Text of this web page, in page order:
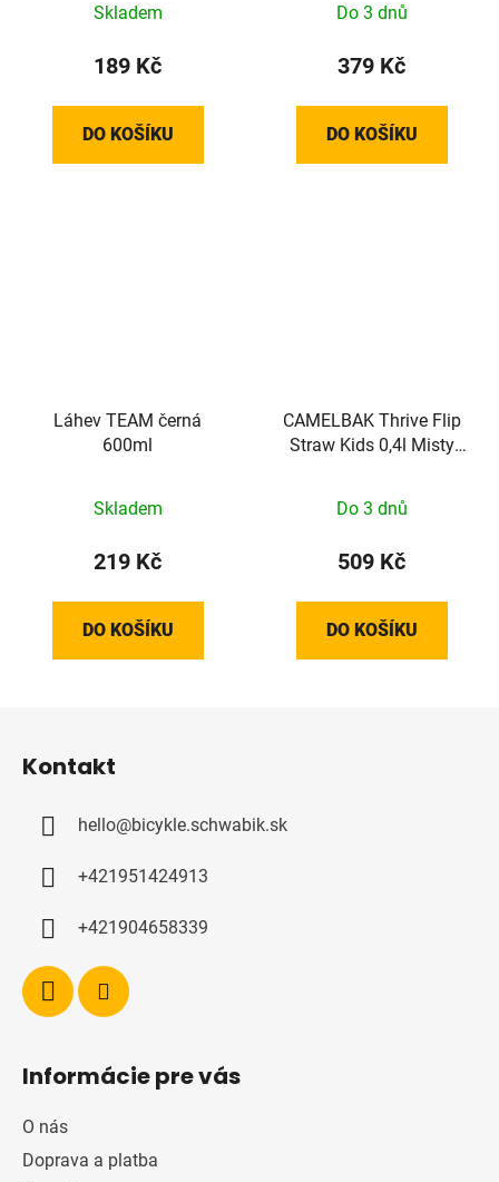
Skladem
189 Kč
DO KOŠÍKU
Do 3 dnů
379 Kč
DO KOŠÍKU
Láhev TEAM černá
600ml
Skladem
219 Kč
DO KOŠÍKU
CAMELBAK Thrive Flip
Straw Kids 0,4l Misty
Do 3 dnů
509 Kč
DO KOŠÍKU
Kontakt
hello@bicykle.schwabik.sk
+421951424913
+421904658339
Informácie pre vás
O nás
Doprava a platba